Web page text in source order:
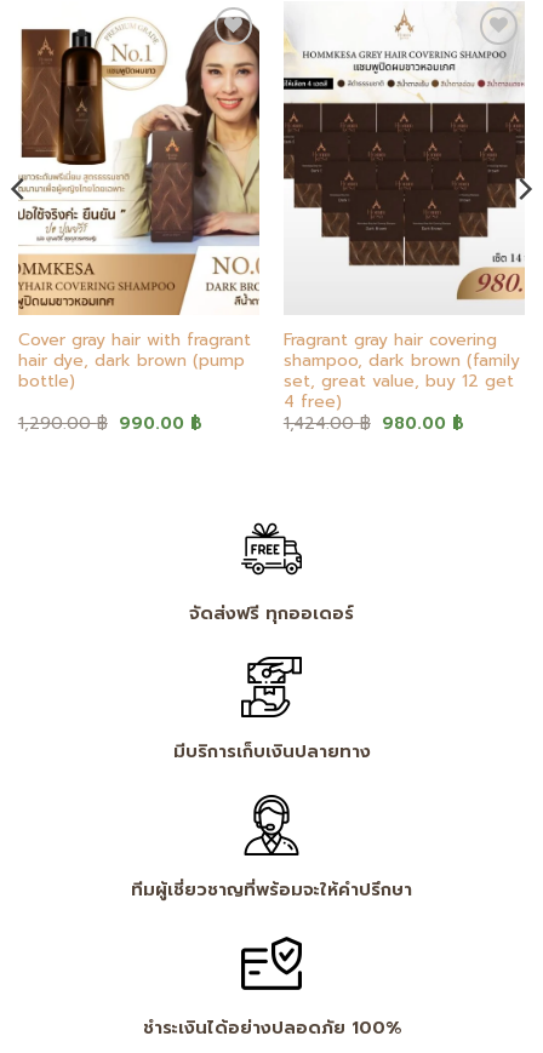
Add to
wishlist
Cover gray hair with fragrant
hair dye, dark brown (pump
bottle)
1,290.00฿ Original
990.00 ฿Current
Add to
wishlist
Fragrant gray hair covering
shampoo, dark brown (family
set, great value, buy 12 get
4 free)
1,424.00฿ Original
980.00 ฿Current
จัดส่งฟรี ทุกออเดอร์
มีบริการเก็บเงินปลายทาง
ทีมผู้เชี่ยวชาญที่พร้อมจะให้คำปรึกษา
ชำระเงินได้อย่างปลอดภัย 100%